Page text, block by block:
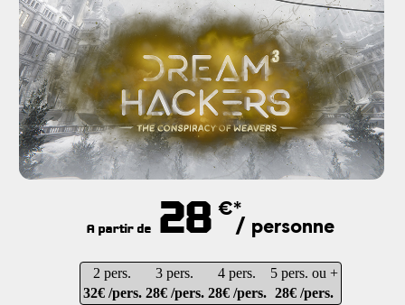
ANNIVERSAIRES
CONTACT
A partir de 28€*
/ personne
2 pers. 3 pers. 4 pers.
5 pers. ou +
32€ /pers. 28€ /pers. 28€ /pers. 28€ /pers.